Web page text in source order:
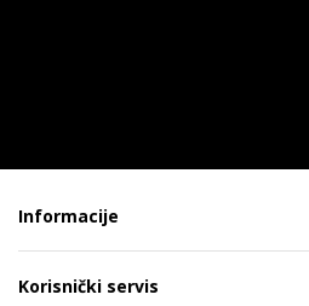
Informacije
Korisnički servis